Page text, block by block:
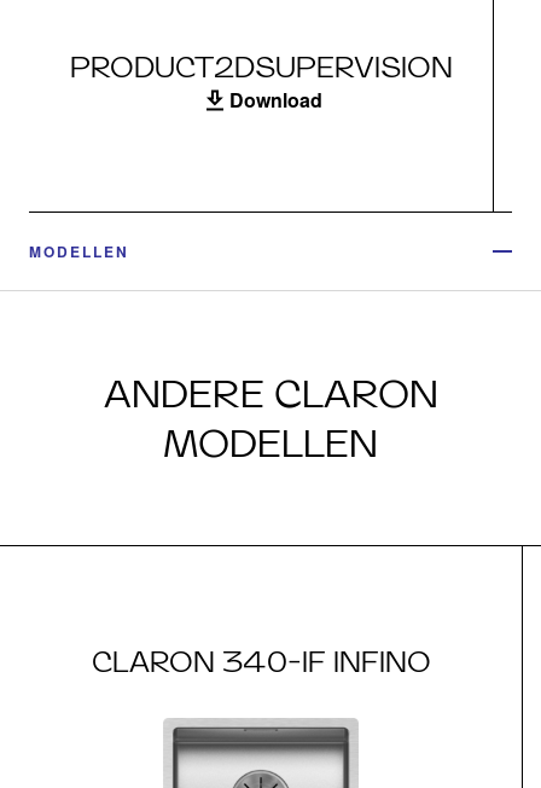
PRODUCT2DSUPERVISION
Download
MODELLEN
ANDERE CLARON
MODELLEN
CLARON 340-IF INFINO